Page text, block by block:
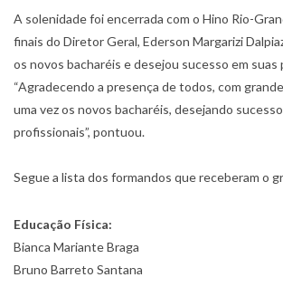
A solenidade foi encerrada com o Hino Rio-
finais do Diretor Geral, Ederson Margarizi
os novos bacharéis e desejou sucesso em suas
“Agradecendo a presença de todos, com
uma vez os novos bacharéis, desejando
profissionais”, pontuou.
Segue a lista dos formandos que receberam o
Educação Física:
Bianca Mariante Braga
Bruno Barreto Santana